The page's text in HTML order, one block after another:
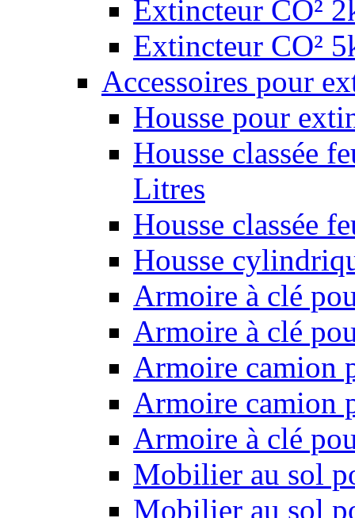
Extincteur CO²
Extincteur CO²
Accessoires pour
Housse pour
Housse classée
Litres
Housse classée
Housse
Armoire à clé
Armoire à clé
Armoire camion
Armoire camion
Armoire à clé
Mobilier au sol
Mobilier au sol